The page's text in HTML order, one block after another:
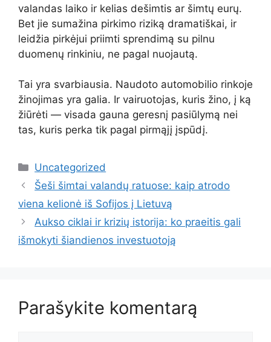
valandas laiko ir kelias dešimtis ar šimtų eurų.
Bet jie sumažina pirkimo riziką dramatiškai, ir
leidžia pirkėjui priimti sprendimą su pilnu
duomenų rinkiniu, ne pagal nuojautą.
Tai yra svarbiausia. Naudoto automobilio rinkoje
žinojimas yra galia. Ir vairuotojas, kuris žino, į ką
žiūrėti — visada gauna geresnį pasiūlymą nei
tas, kuris perka tik pagal pirmąjį įspūdį.
Kategorijos
Uncategorized
Šeši šimtai valandų ratuose: kaip atrodo
viena kelionė iš Sofijos į Lietuvą
Aukso ciklai ir krizių istorija: ko praeitis gali
išmokyti šiandienos investuotoją
Parašykite komentarą